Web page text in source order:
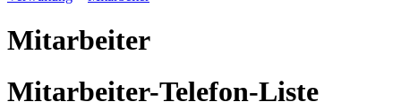
Mitarbeiter
Mitarbeiter-Telefon-Liste